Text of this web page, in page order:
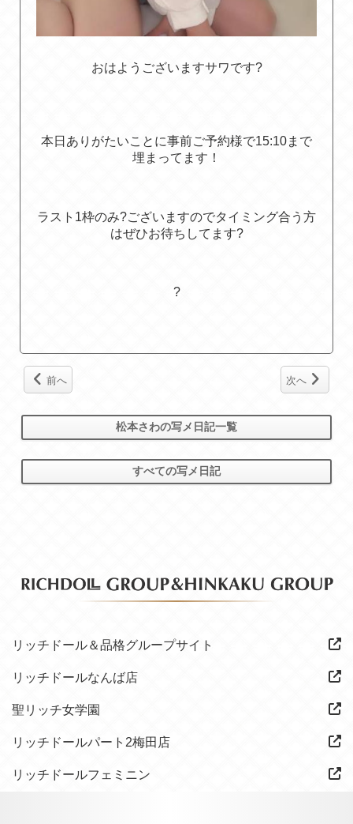
おはようございますサワです?
本日ありがたいことに事前ご予約様で15:10まで
埋まってます！
ラスト1枠のみ?ございますのでタイミング合う方
はぜひお待ちしてます?
?
前へ 次へ
松本さわの写メ日記一覧
すべての写メ日記
リッチドール＆品格グループサイト
リッチドールなんば店
聖リッチ女学園
リッチドールパート2梅田店
リッチドールフェミニン